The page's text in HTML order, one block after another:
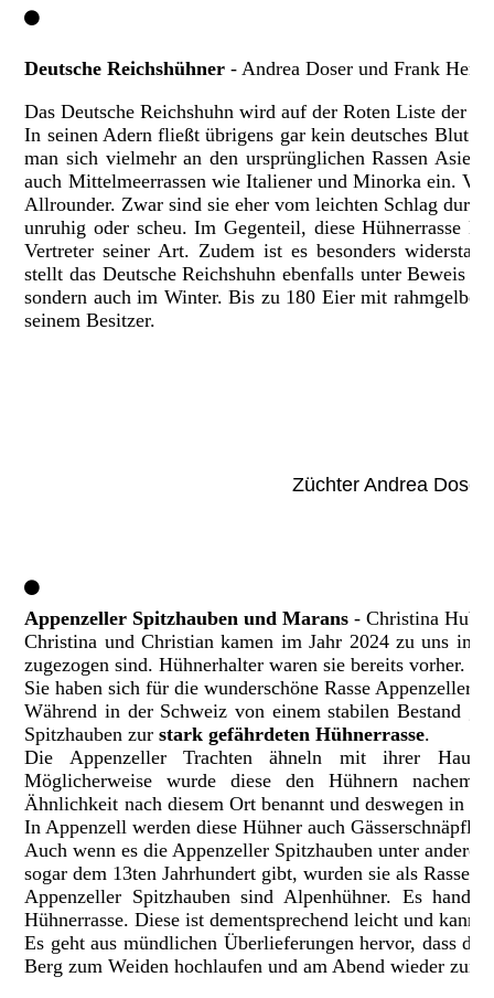
Deutsche Reichshühner - Andrea Doser und Frank
Das Deutsche Reichshuhn wird auf der Roten Liste der
In seinen Adern fließt übrigens gar kein deutsches Blut.
man sich vielmehr an den ursprünglichen Rassen
auch Mittelmeerrassen wie Italiener und Minorka ein.
Allrounder. Zwar sind sie eher vom leichten Schlag
unruhig oder scheu. Im Gegenteil, diese Hühnerrasse
Vertreter seiner Art. Zudem ist es besonders
stellt das Deutsche Reichshuhn ebenfalls unter Beweis
sondern auch im Winter. Bis zu 180 Eier mit rahmgelber
seinem Besitzer.
Züchter Andrea
Appenzeller Spitzhauben und Marans - Christina
Christina und Christian kamen im Jahr 2024 zu uns in
zugezogen sind. Hühnerhalter waren sie bereits vorher.
Sie haben sich für die wunderschöne Rasse Appenzeller
Während in der Schweiz von einem stabilen Bestand
Spitzhauben zur stark gefährdeten Hühnerrasse.
Die Appenzeller Trachten ähneln mit ihrer
Möglicherweise wurde diese den Hühnern
Ähnlichkeit nach diesem Ort benannt und deswegen in
In Appenzell werden diese Hühner auch Gässerschnäpfli
Auch wenn es die Appenzeller Spitzhauben unter
sogar dem 13ten Jahrhundert gibt, wurden sie als Rasse
Appenzeller Spitzhauben sind Alpenhühner. Es
Hühnerrasse. Diese ist dementsprechend leicht und kann
Es geht aus mündlichen Überlieferungen hervor, dass
Berg zum Weiden hochlaufen und am Abend wieder zum